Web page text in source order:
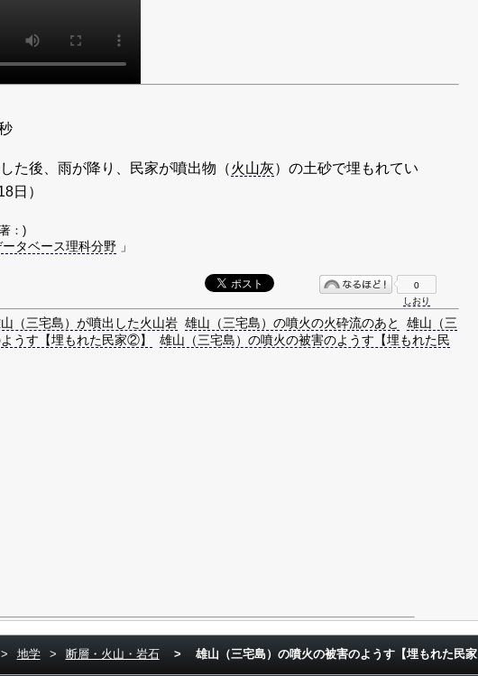
た後、雨が降り、民家が噴出物（火山灰）の土砂で埋もれてい
日）
：)
タベース理科分野」
0
しおり
（三宅島）が噴出した火山岩 雄山（三宅島）の噴火の火砕流のあと
雄山（三
うす【埋もれた民家②】
雄山（三宅島）の噴火の被害のようす【埋もれた民
> 地学 > 断層・火山・岩石 >
雄山（三宅島）の噴火の被害のようす【埋もれた民家